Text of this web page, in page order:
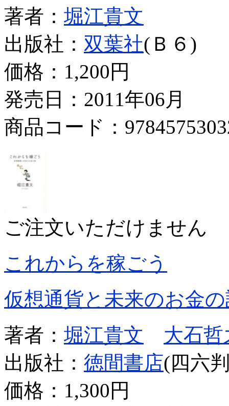
著者： 堀江貴文
出版社： 双葉社(Ｂ６)
価格： 1,200円
発売日：2011年06月
商品コード：
ご注文いただけません
これからを稼ごう
仮想通貨と未来のお金
著者： 堀江貴文
大石哲
出版社： 徳間書店(四六
価格： 1,300円